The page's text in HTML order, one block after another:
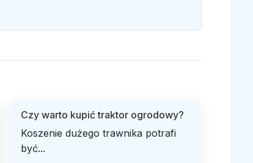
Czy warto kupić traktor ogrodowy?
Koszenie dużego trawnika potrafi
być...